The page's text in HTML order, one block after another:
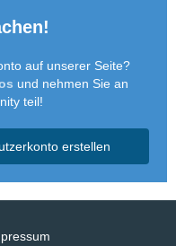
auf unserer Seite?
und nehmen Sie an
teil!
erstellen